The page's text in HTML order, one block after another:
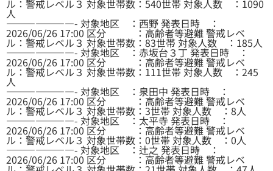
ル：警戒レベル３ 対象世帯数：540世帯 対象人数 ：1090
人
———————- 対象地区 ：西野 発表日時 ：
2026/06/26 17:00 区分 ：高齢者等避難 警戒レベ
ル：警戒レベル３ 対象世帯数：83世帯 対象人数 ：185人
———————- 対象地区 ：赤坂台３丁 発表日時 ：
2026/06/26 17:00 区分 ：高齢者等避難 警戒レベ
ル：警戒レベル３ 対象世帯数：111世帯 対象人数 ：245
人
———————- 対象地区 ：泉田中 発表日時 ：
2026/06/26 17:00 区分 ：高齢者等避難 警戒レベ
ル：警戒レベル３ 対象世帯数：3世帯 対象人数 ：8人
———————- 対象地区 ：太平寺 発表日時 ：
2026/06/26 17:00 区分 ：高齢者等避難 警戒レベ
ル：警戒レベル３ 対象世帯数：0世帯 対象人数 ：0人
———————- 対象地区 ：辻之 発表日時 ：
2026/06/26 17:00 区分 ：高齢者等避難 警戒レベ